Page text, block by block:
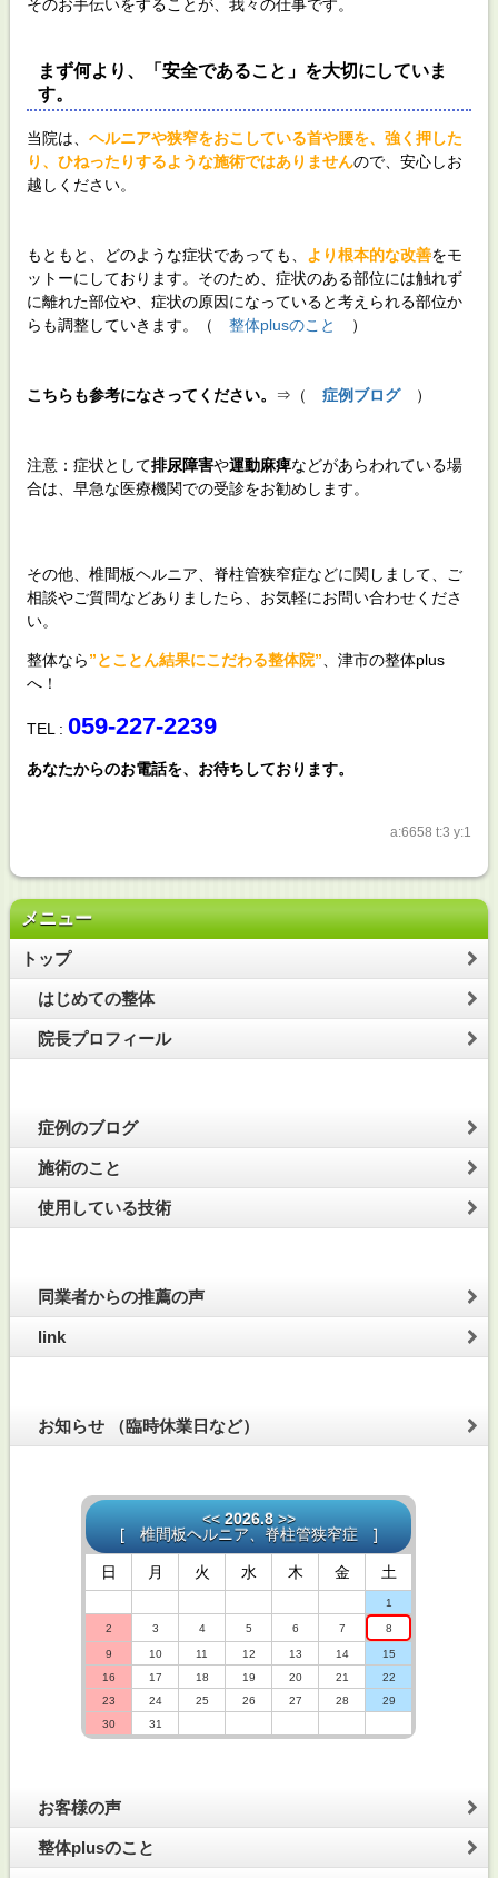
そのお手伝いをすることが、我々の仕事です。
まず何より、「安全であること」を大切にしていま
す。
当院は、 ヘルニアや狭窄をおこしている首や腰を、強く押した
り、ひねったりするような施術ではありませんので、安心しお
越しください。
もともと、どのような症状であっても、 より根本的な改善をモ
ットーにしております。そのため、症状のある部位には触れず
に離れた部位や、症状の原因になっていると考えられる部位か
らも調整していきます。（
整体plusのこと ）
こちらも参考になさってください。 ⇒（ 症例ブログ）
注意：症状として排尿障害や運動麻痺などがあらわれている場
合は、早急な医療機関での受診をお勧めします。
その他、椎間板ヘルニア、脊柱管狭窄症などに関しまして、ご
相談やご質問などありましたら、お気軽にお問い合わせくださ
い。
整体なら”とことん結果にこだわる整体院” 、津市の整体plus
へ！
TEL : 059-227-2239
あなたからのお電話を、お待ちしております。
a:6658 t:3 y:1
メニュー
トップ
はじめての整体
院長プロフィール
症例のブログ
施術のこと
使用している技術
同業者からの推薦の声
link
お知らせ （臨時休業日など）
<< 2026.8 >>
[椎間板ヘルニア、脊柱管狭窄症 ]
日 月 火 水 木 金 土
1
2 3 4 5 6 7 8
9 10 11 12 13 14
15
16
17 18 19 20 21
22
23
24 25 26 27 28
29
30
31
お客様の声
整体plusのこと